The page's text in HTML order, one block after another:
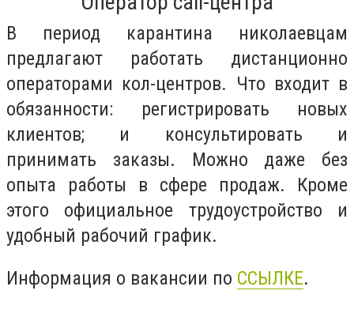
В период карантина николаевцам
предлагают работать дистанционно
операторами кол-центров. Что входит в
обязанности: регистрировать новых
клиентов; и консультировать и
принимать заказы. Можно даже без
опыта работы в сфере продаж. Кроме
этого официальное трудоустройство и
удобный рабочий график.
Информация о вакансии по ССЫЛКЕ.